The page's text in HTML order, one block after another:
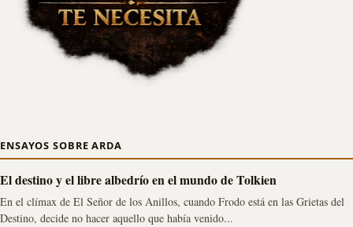
ENSAYOS SOBRE ARDA
El destino y el libre albedrío en el mundo de Tolkien
En el clímax de El Señor de los Anillos, cuando Frodo está en las Grietas del
Destino, decide no hacer aquello que había venido...